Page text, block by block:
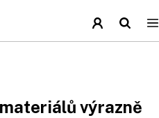
výrazně